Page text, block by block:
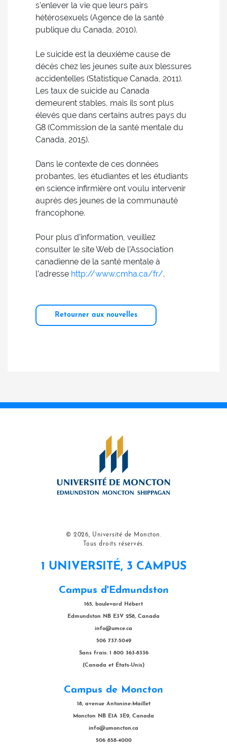
s’enlever la vie que leurs pairs
hétérosexuels (Agence de la santé
publique du Canada, 2010).
Le suicide est la deuxième cause de
décès chez les jeunes suite aux blessures
accidentelles (Statistique Canada, 2011).
Les taux de suicide au Canada
demeurent stables, mais ils sont plus
élevés que dans certains autres pays du
G8 (Commission de la santé mentale du
Canada, 2015).
Dans le contexte de ces données
probantes, les étudiantes et les étudiants
en science infirmière ont voulu intervenir
auprès des jeunes de la communauté
francophone.
Pour plus d’information, veuillez
consulter le site Web de l’Association
canadienne de la santé mentale à
l’adresse http://www.cmha.ca/fr/.
Retourner aux nouvelles
© 2026, Université de Moncton.
Tous droits réservés.
1 UNIVERSITÉ, 3 CAMPUS
Campus d'Edmundston
165, boulevard Hébert
Edmundston NB E3V 2S8, Canada
info@umce.ca
506 737-5049
Sans frais: 1 800 363-8336
(Canada et États-Unis)
Campus de Moncton
18, avenue Antonine-Maillet
Moncton NB E1A 3E9, Canada
info@umoncton.ca
506 858-4000